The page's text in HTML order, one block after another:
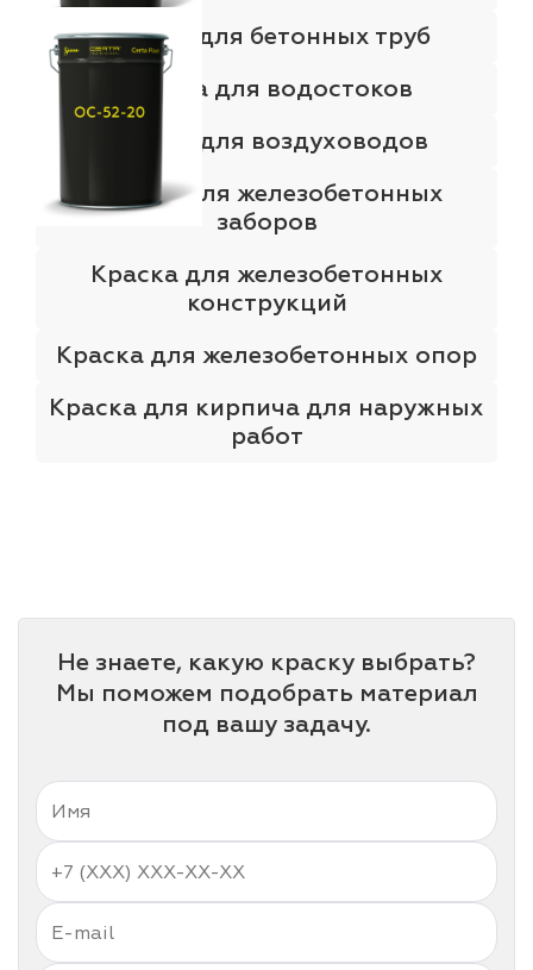
Краска для бетонных труб
Краска для водостоков
Краска для воздуховодов
Краска для железобетонных
заборов
Краска для железобетонных
конструкций
Краска для железобетонных опор
Краска для кирпича для наружных
работ
Не знаете, какую краску выбрать?
Мы поможем подобрать материал
под вашу задачу.